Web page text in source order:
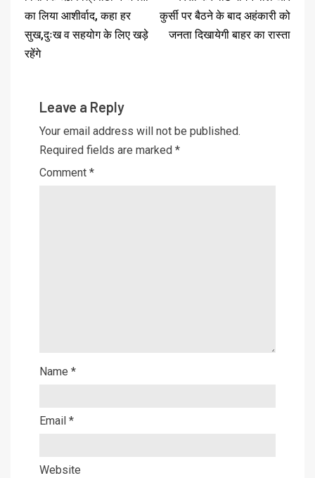
का लिया आशीर्वाद, कहा हर
सुख,दुःख व सहयोग के लिए खड़े
रहेंगे
कुर्सी पर बैठने के बाद अहंकारी को
जनता दिखायेगी बाहर का रास्ता
Leave a Reply
Your email address will not be published.
Required fields are marked *
Comment *
Name *
Email *
Website